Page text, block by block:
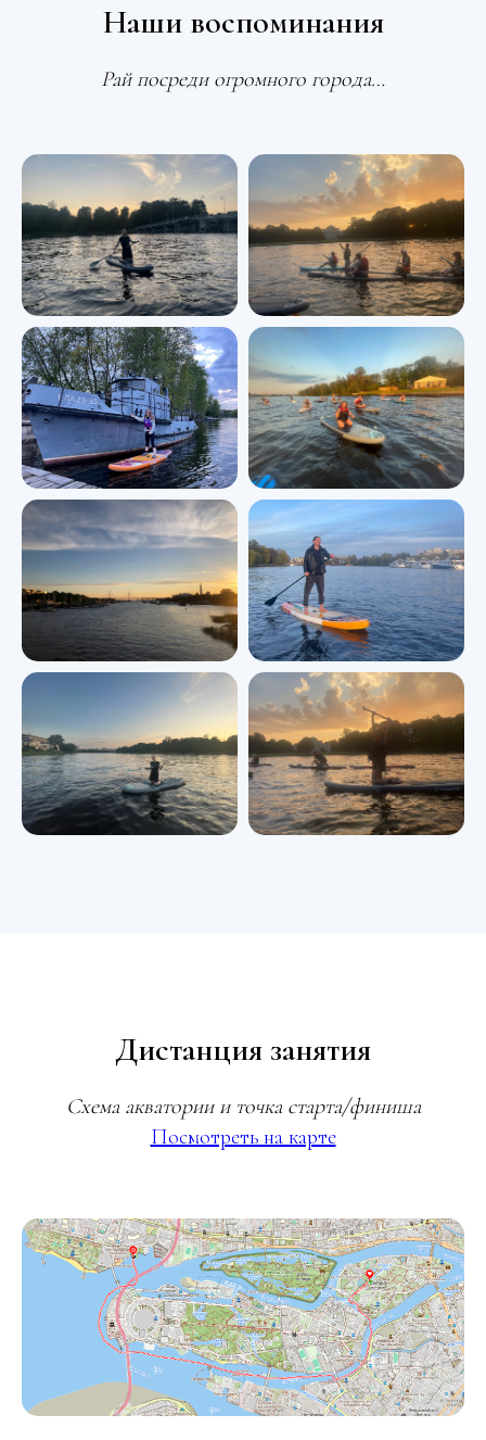
Наши воспоминания
Рай посреди огромного города…
Дистанция занятия
Схема акватории и точка старта/финиша
Посмотреть на карте